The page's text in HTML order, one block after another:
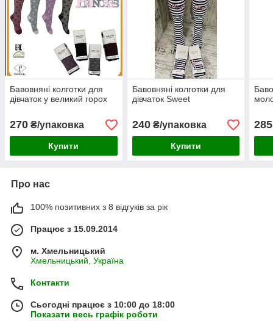
Бавовняні колготки для
дівчаток у великий горох
270 ₴/упаковка
Купити
Бавовняні колготки для
дівчаток Sweet
240₴/упаковка
Купити
285
Про нас
100% позитивних з 8 відгуків за рік
Працює з 15.09.2014
м. Хмельницький
Хмельницький, Україна
Контакти
Сьогодні працює з 10:00 до 18:00
Показати весь графік роботи